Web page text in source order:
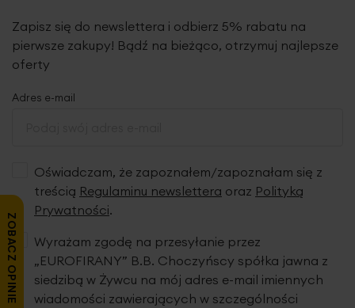
Zapisz się do newslettera i odbierz 5% rabatu na
pierwsze zakupy! Bądź na bieżąco, otrzymuj najlepsze
oferty
Adres e-mail
Oświadczam, że zapoznałem/zapoznałam się z
treścią Regulaminu newslettera oraz Polityką
Prywatności.
Wyrażam zgodę na przesyłanie przez
„EUROFIRANY” B.B. Choczyńscy spółka jawna z
siedzibą w Żywcu na mój adres e-mail imiennych
wiadomości zawierających w szczególności
ZOBACZ OPINIE